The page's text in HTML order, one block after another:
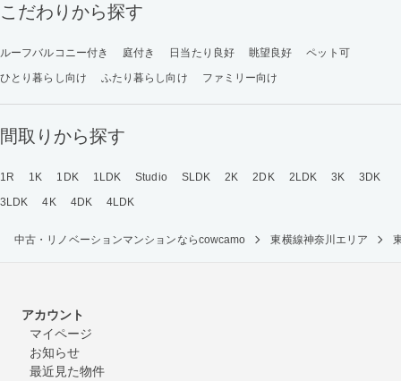
こだわりから探す
ルーフバルコニー付き 庭付き 日当たり良好 眺望良好
ペット可
ひとり暮らし向け
ふたり暮らし向け ファミリー向け
間取りから探す
1R 1K 1DK 1LDK Studio SLDK 2K 2DK 2LDK 3K
3DK
3LDK
4K 4DK 4LDK
中古・リノベーションマンションならcowcamo 東横線神奈川エリア
アカウント
マイページ
お知らせ
最近見た物件